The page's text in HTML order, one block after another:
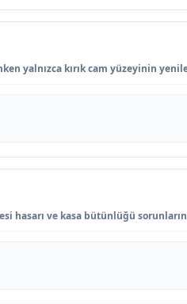
yalnızca kırık cam yüzeyinin
hasarı ve kasa bütünlüğü